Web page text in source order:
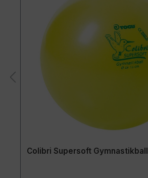
Colibri Supersoft Gymnastikball